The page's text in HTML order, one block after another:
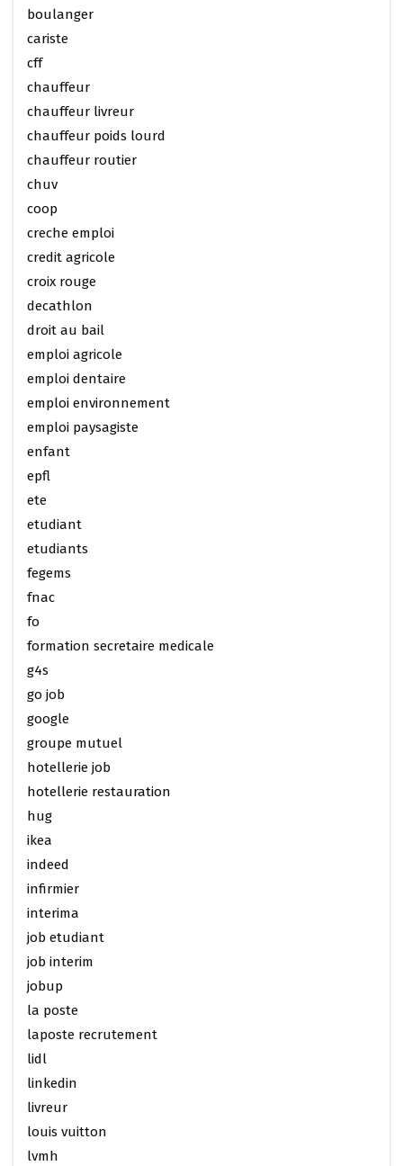
boulanger
cariste
cff
chauffeur
chauffeur livreur
chauffeur poids lourd
chauffeur routier
chuv
coop
creche emploi
credit agricole
croix rouge
decathlon
droit au bail
emploi agricole
emploi dentaire
emploi environnement
emploi paysagiste
enfant
epfl
ete
etudiant
etudiants
fegems
fnac
fo
formation secretaire medicale
g4s
go job
google
groupe mutuel
hotellerie job
hotellerie restauration
hug
ikea
indeed
infirmier
interima
job etudiant
job interim
jobup
la poste
laposte recrutement
lidl
linkedin
livreur
louis vuitton
lvmh